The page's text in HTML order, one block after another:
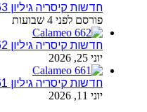
חדשות קיסריה גיליון 663
פורסם לפני 4 שבועות
חדשות קיסריה גיליון 662
יוני 25, 2026
חדשות קיסריה גיליון 661
יוני 11, 2026